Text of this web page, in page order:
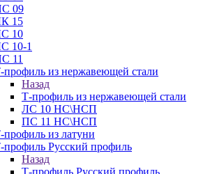
09
15
10
10-1
11
профиль из нержавеющей стали
Назад
Т-профиль из нержавеющей стали
ЛС 10 НС\НСП
ПС 11 НС\НСП
профиль из латуни
профиль Русский профиль
Назад
Т-профиль Русский профиль